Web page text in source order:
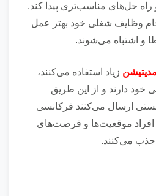
راه حل‌های مناسب‌تری پیدا کند.
وظایف شغلی خود بهتر عمل
زیاد استفاده می‌کنند،
خود دارند و از این طریق
فرکانسی که به جهان هستی ارسال می‌‎کنند فرکانسی
افراد موقعیت‌ها و فرصت‌های
جذب می‌کنند.